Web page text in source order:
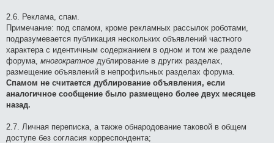
2.6. Реклама, спам.
Примечание: под спамом, кроме рекламных рассылок роботами,
подразумевается публикация нескольких объявлений частного
характера с идентичным содержанием в одном и том же разделе
форума, многократное дублирование в других разделах,
размещение объявлений в непрофильных разделах форума.
Спамом не считается дублирование объявления, если
аналогичное сообщение было размещено более двух месяцев
назад.
2.7. Личная переписка, а также обнародование таковой в общем
доступе без согласия корреспондента;